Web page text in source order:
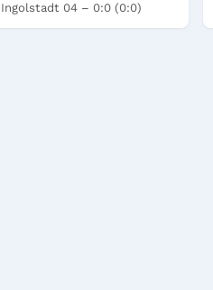
Ingolstadt 04 – 0:0 (0:0)